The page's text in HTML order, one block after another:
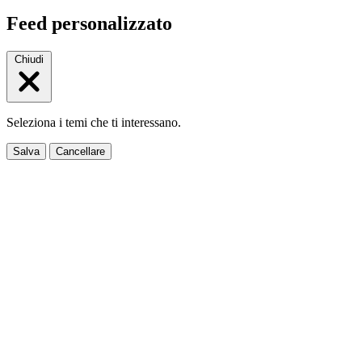
Feed personalizzato
Chiudi
Seleziona i temi che ti interessano.
Salva Cancellare